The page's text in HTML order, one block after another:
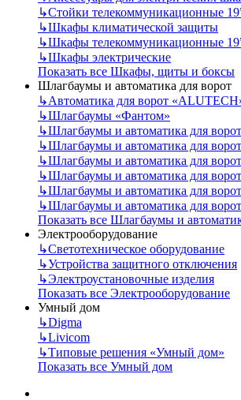
↳Стойки телекоммуникационные
↳Шкафы климатической защиты
↳Шкафы телекоммуникационные
↳Шкафы электрические
Показать все Шкафы, щиты и боксы
Шлагбаумы и автоматика для ворот
↳Автоматика для ворот
↳Шлагбаумы «Фантом»
↳Шлагбаумы и автоматика для
↳Шлагбаумы и автоматика для
↳Шлагбаумы и автоматика для
↳Шлагбаумы и автоматика для
↳Шлагбаумы и автоматика для
↳Шлагбаумы и автоматика для
Показать все Шлагбаумы и
Электрооборудование
↳Светотехническое оборудование
↳Устройства защитного отключения
↳Электроустановочные изделия
Показать все Электрооборудование
Умный дом
↳Digma
↳Livicom
↳Типовые решения «Умный дом»
Показать все Умный дом